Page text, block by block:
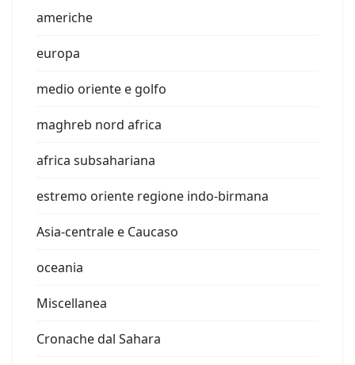
americhe
europa
medio oriente e golfo
maghreb nord africa
africa subsahariana
estremo oriente regione indo-birmana
Asia-centrale e Caucaso
oceania
Miscellanea
Cronache dal Sahara